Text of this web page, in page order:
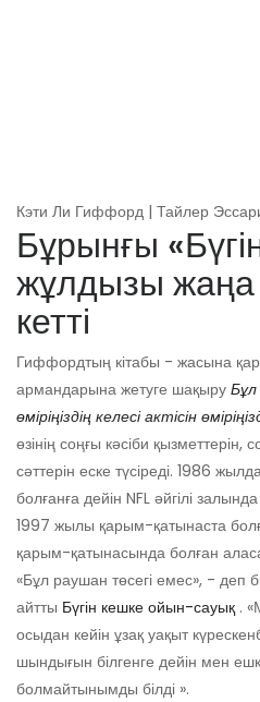
Кэти Ли Гиффорд | Тайлер
Бұрынғы
жұлдызы жаңа
кетті
Гиффордтың кітабы - жасына
армандарына жетуге шақыру
өміріңіздің келесі актісін
өзінің соңғы кәсіби қызметтерін,
сәттерін еске түсіреді. 1986
болғанға дейін NFL әйгілі
1997 жылы қарым-қатынаста
қарым-қатынасында болған
«Бұл раушан төсегі емес», - деп
айтты Бүгін кешке ойын-сауық.
осыдан кейін ұзақ уақыт
шындығын білгенге дейін мен
болмайтынымды білді ».